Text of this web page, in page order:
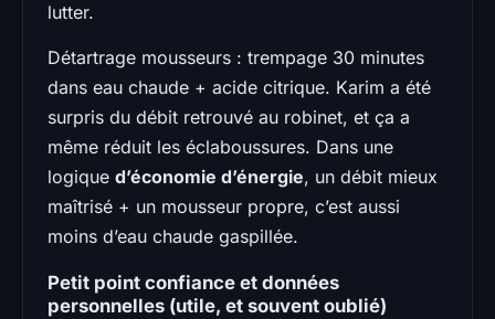
lutter.
Détartrage mousseurs : trempage 30 minutes
dans eau chaude + acide citrique. Karim a été
surpris du débit retrouvé au robinet, et ça a
même réduit les éclaboussures. Dans une
logique d’économie d’énergie, un débit mieux
maîtrisé + un mousseur propre, c’est aussi
moins d’eau chaude gaspillée.
Petit point confiance et données
personnelles (utile, et souvent oublié)